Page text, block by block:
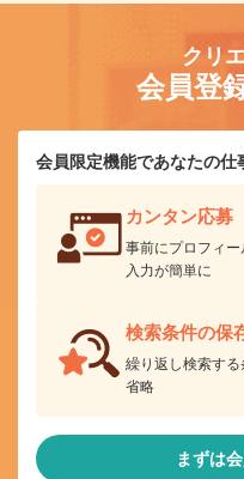
クリ
会員登
会員限定機能であなたの仕
カンタン応募
事前にプロフィ
入力が簡単に
検索条件の保
繰り返し検索す
省略
まずは